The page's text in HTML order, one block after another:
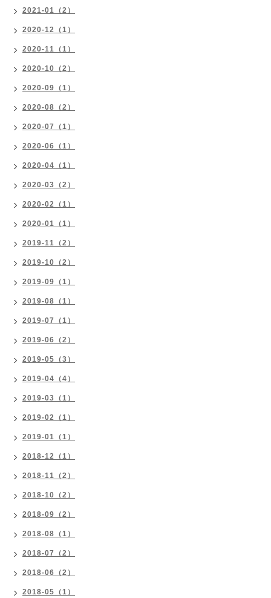
2021-01（2）
2020-12（1）
2020-11（1）
2020-10（2）
2020-09（1）
2020-08（2）
2020-07（1）
2020-06（1）
2020-04（1）
2020-03（2）
2020-02（1）
2020-01（1）
2019-11（2）
2019-10（2）
2019-09（1）
2019-08（1）
2019-07（1）
2019-06（2）
2019-05（3）
2019-04（4）
2019-03（1）
2019-02（1）
2019-01（1）
2018-12（1）
2018-11（2）
2018-10（2）
2018-09（2）
2018-08（1）
2018-07（2）
2018-06（2）
2018-05（1）